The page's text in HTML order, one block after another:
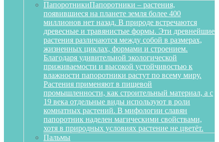
ПапоротникиПапоротники – растения,
появившиеся на планете земля более 400
миллионов нет назад. В природе встречаются
древесные и травянистые формы. Эти древнейшие
растения различаются между собой в размерах,
жизненных циклах, формами и строением.
Благодаря удивительной экологической
приживаемости и высокой устойчивостью к
влажности папоротники растут по всему миру.
Растения применяют в пищевой
промышленности, как строительный материал, а с
19 века отдельные виды используют в роли
комнатных растений. В мифологии славян
папоротник наделен магическими свойствами,
хотя в природных условиях растение не цветёт.
Пальмы